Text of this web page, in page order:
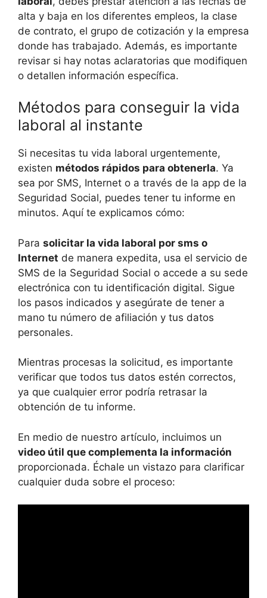
alta y baja en los diferentes empleos, la clase
de contrato, el grupo de cotización y la empresa
donde has trabajado. Además, es importante
revisar si hay notas aclaratorias que modifiquen
o detallen información específica.
Métodos para conseguir la vida
laboral al instante
Si necesitas tu vida laboral urgentemente,
existen métodos rápidos para obtenerla. Ya
sea por SMS, Internet o a través de la app de la
Seguridad Social, puedes tener tu informe en
minutos. Aquí te explicamos cómo:
Para solicitar la vida laboral por sms o
Internet de manera expedita, usa el servicio de
SMS de la Seguridad Social o accede a su sede
electrónica con tu identificación digital. Sigue
los pasos indicados y asegúrate de tener a
mano tu número de afiliación y tus datos
personales.
Mientras procesas la solicitud, es importante
verificar que todos tus datos estén correctos,
ya que cualquier error podría retrasar la
obtención de tu informe.
En medio de nuestro artículo, incluimos un
video útil que complementa la información
proporcionada. Échale un vistazo para clarificar
cualquier duda sobre el proceso: